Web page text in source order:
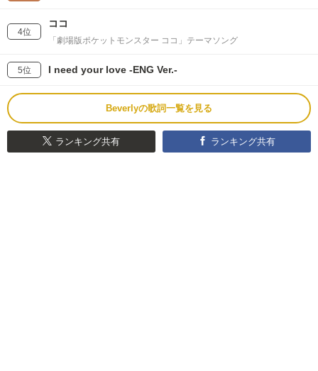
4位
ココ
「劇場版ポケットモンスター ココ」テーマソング
5位 I need your love -ENG Ver.-
Beverlyの歌詞一覧を見る
ランキング共有 ランキング共有